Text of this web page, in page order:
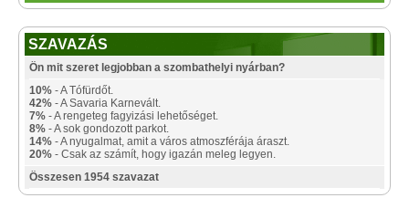
SZAVAZÁS
Ön mit szeret legjobban a szombathelyi nyárban?
10% - A Tófürdőt.
42% - A Savaria Karnevált.
7% - A rengeteg fagyizási lehetőséget.
8% - A sok gondozott parkot.
14% - A nyugalmat, amit a város atmoszférája áraszt.
20% - Csak az számít, hogy igazán meleg legyen.
Összesen 1954 szavazat